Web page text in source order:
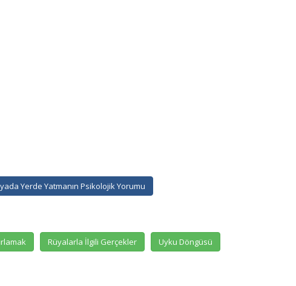
Yerde Yatmanın Psikolojik Yorumu
Rüyalarla İlgili Gerçekler Uyku Döngüsü